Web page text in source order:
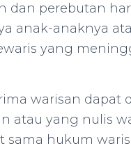
dan perebutan
anak-anaknya
yang
warisan dapat
atau yang nulis
sama hukum waris